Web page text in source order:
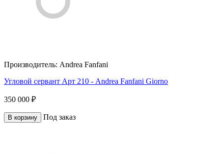
Производитель: Andrea Fanfani
Угловой сервант Арт 210 - Andrea Fanfani Giorno
350 000 ₽
В корзину Под заказ